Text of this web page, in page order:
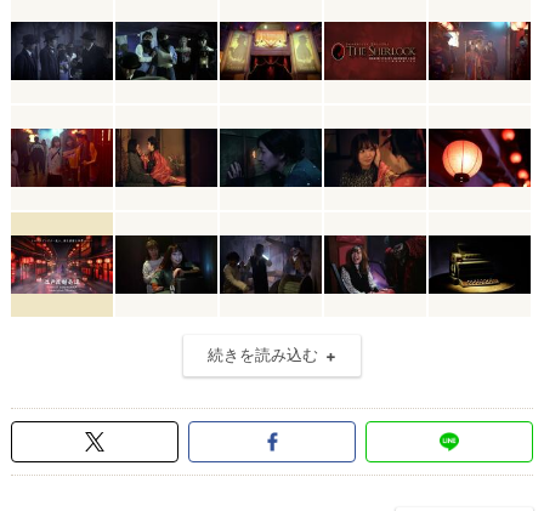
続きを読み込む